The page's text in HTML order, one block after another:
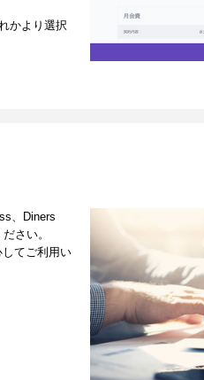
かより選択
、Diners
さい。
てご利用い